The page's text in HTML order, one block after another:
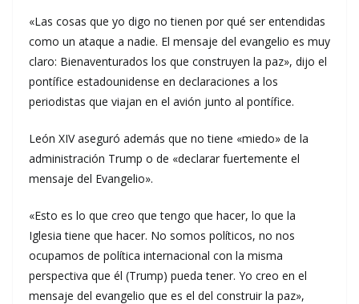
«Las cosas que yo digo no tienen por qué ser entendidas
como un ataque a nadie. El mensaje del evangelio es muy
claro: Bienaventurados los que construyen la paz», dijo el
pontífice estadounidense en declaraciones a los
periodistas que viajan en el avión junto al pontífice.
León XIV aseguró además que no tiene «miedo» de la
administración Trump o de «declarar fuertemente el
mensaje del Evangelio».
«Esto es lo que creo que tengo que hacer, lo que la
Iglesia tiene que hacer. No somos políticos, no nos
ocupamos de política internacional con la misma
perspectiva que él (Trump) pueda tener. Yo creo en el
mensaje del evangelio que es el del construir la paz»,